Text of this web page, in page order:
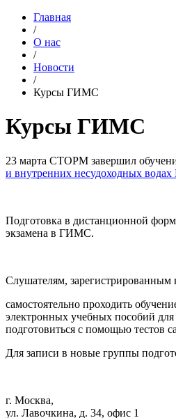
Главная
/
О нас
/
Новости
/
Курсы ГИМС
Курсы ГИМС
23 марта СТОРМ завершил
и внутренних несудоходных
Подготовка в дистанционной
экзамена в ГИМС.
Слушателям,
самостоятельно проходить
электронных учебных пособий для
подготовиться с помощью тестов
Для записи в новые группы
г. Москва,
ул. Лавочкина, д. 34, офис 1